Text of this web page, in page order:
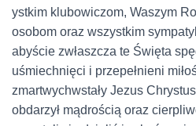
ystkim klubowiczom, Waszym
osobom oraz wszystkim
abyście zwłaszcza te Święta
uśmiechnięci i przepełnieni
zmartwychwstały Jezus
obdarzył mądrością oraz